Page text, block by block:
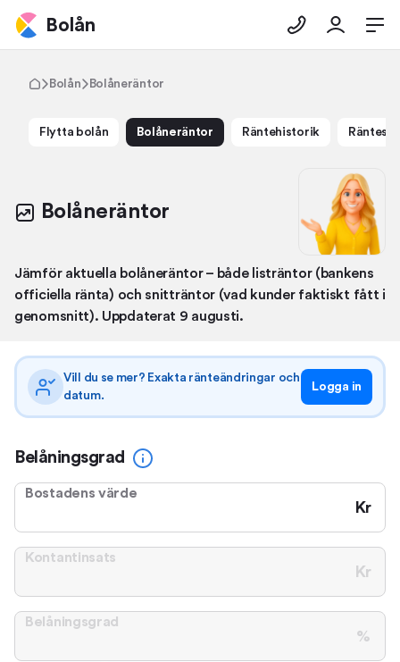
Bolån
Bolån Bolåneräntor
Flytta bolån Bolåneräntor Ränte­historik
Bolåneräntor
Jämför aktuella bolåneräntor – både listräntor (bankens
officiella ränta) och snitträntor (vad kunder faktiskt fått i
genomsnitt). Uppdaterat 9 augusti.
Vill du se mer? Exakta ränteändringar och
datum.
Logga in
Belåningsgrad
Bostadens värde
Kr
Kontantinsats
Kr
Belåningsgrad
%